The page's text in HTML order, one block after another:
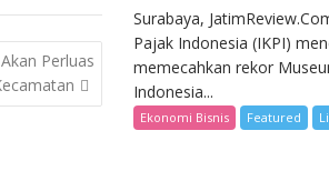
Perluas
Surabaya,
Pajak Indonesia (IKPI)
memecahkan rekor
Indonesia...
Ekonomi Bisnis Featured